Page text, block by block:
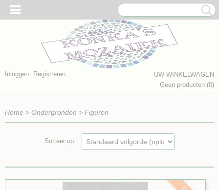
Inloggen Registreren
UW WINKELWAGEN
Geen producten (0)
Home > Ondergronden > Figuren
Sorteer op: